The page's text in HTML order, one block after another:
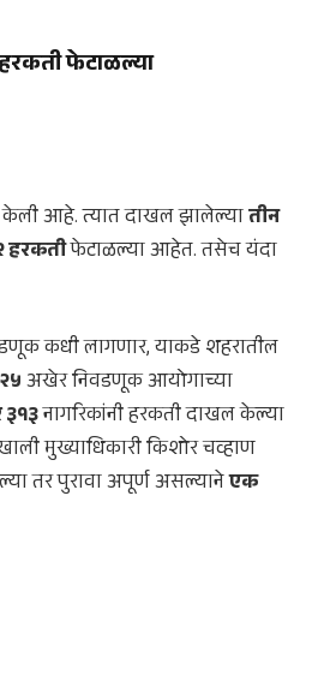
फेटाळल्या
केली आहे. त्यात दाखल झालेल्यातीन
हरकतीफेटाळल्या आहेत. तसेच यंदा
कधी लागणार, याकडे शहरातील
अखेर निवडणूक आयोगाच्या
३१३नागरिकांनी हरकती दाखल केल्या
मुख्याधिकारी किशोर चव्हाण
तर पुरावा अपूर्ण असल्यानेएक